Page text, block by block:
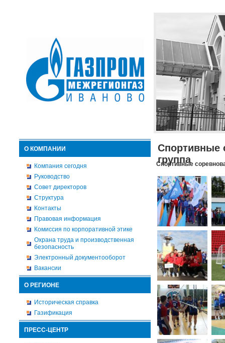
О КОМПАНИИ
Компания сегодня
Руководство
Совет директоров
Структура
Контакты
Правовая информация
Комиссия по корпоративной этике
Охрана труда и производственная
безопасность
Электронный документооборот
Вакансии
О РЕГИОНЕ
Историческая справка
Газификация
ПРЕСС-ЦЕНТР
Спортивные
группа
Спортивные